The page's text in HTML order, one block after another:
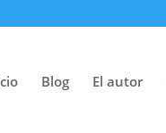
Blog El autor